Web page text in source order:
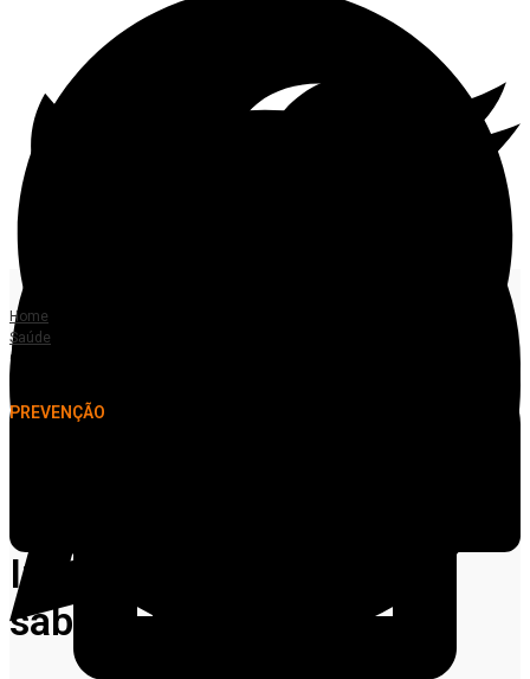
Home
Saúde
Campanha Nacional de Vacinação contra a Influenza começa neste sábado
PREVENÇÃO
Vacinação contra a
Influenza começa neste
sábado (28)